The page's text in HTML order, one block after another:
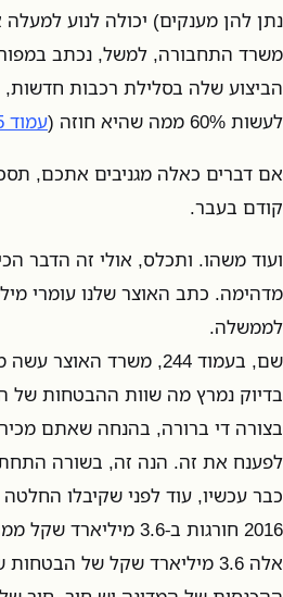
נתן להן מענקים) יכולה לנוע למעלה או למטה
משרד התחבורה, למשל, נכתב
הביצוע שלה בסלילת רכבות חדשות,
לעשות 60% ממה שהיא חוזה (
עמוד 45
אם דברים כאלה מגניבים אתכם,
קודם בעבר.
ועוד משהו. ותכלס, אולי זה הדבר הכי חשוב. בעמוד
מדהימה. כתב האוצר שלנו עומרי
לממשלה.
שם, בעמוד 244, משרד
בדיוק נמרץ מה שוות ההבטחות של
בצורה די ברורה, בהנחה שאתם
לפענח את זה. הנה זה, בשורה
2016 חורגות ב-3.6
אלה 3.6 מיליארד שקל של